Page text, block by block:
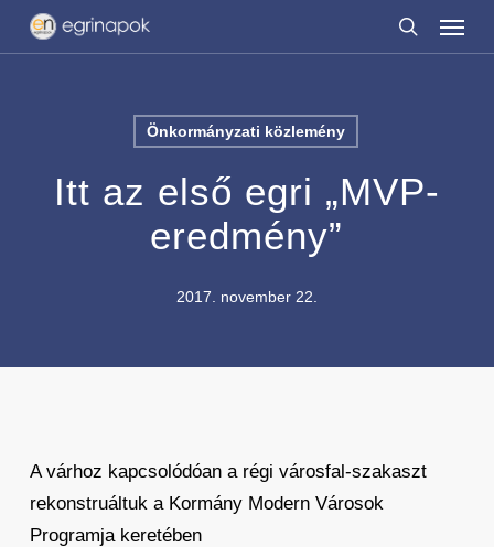
Skip
search
Menu
Önkormányzati közlemény
Itt az első egri „MVP-
eredmény”
2017. november 22.
A várhoz kapcsolódóan a régi városfal-szakaszt
rekonstruáltuk a Kormány Modern Városok
Programja keretében